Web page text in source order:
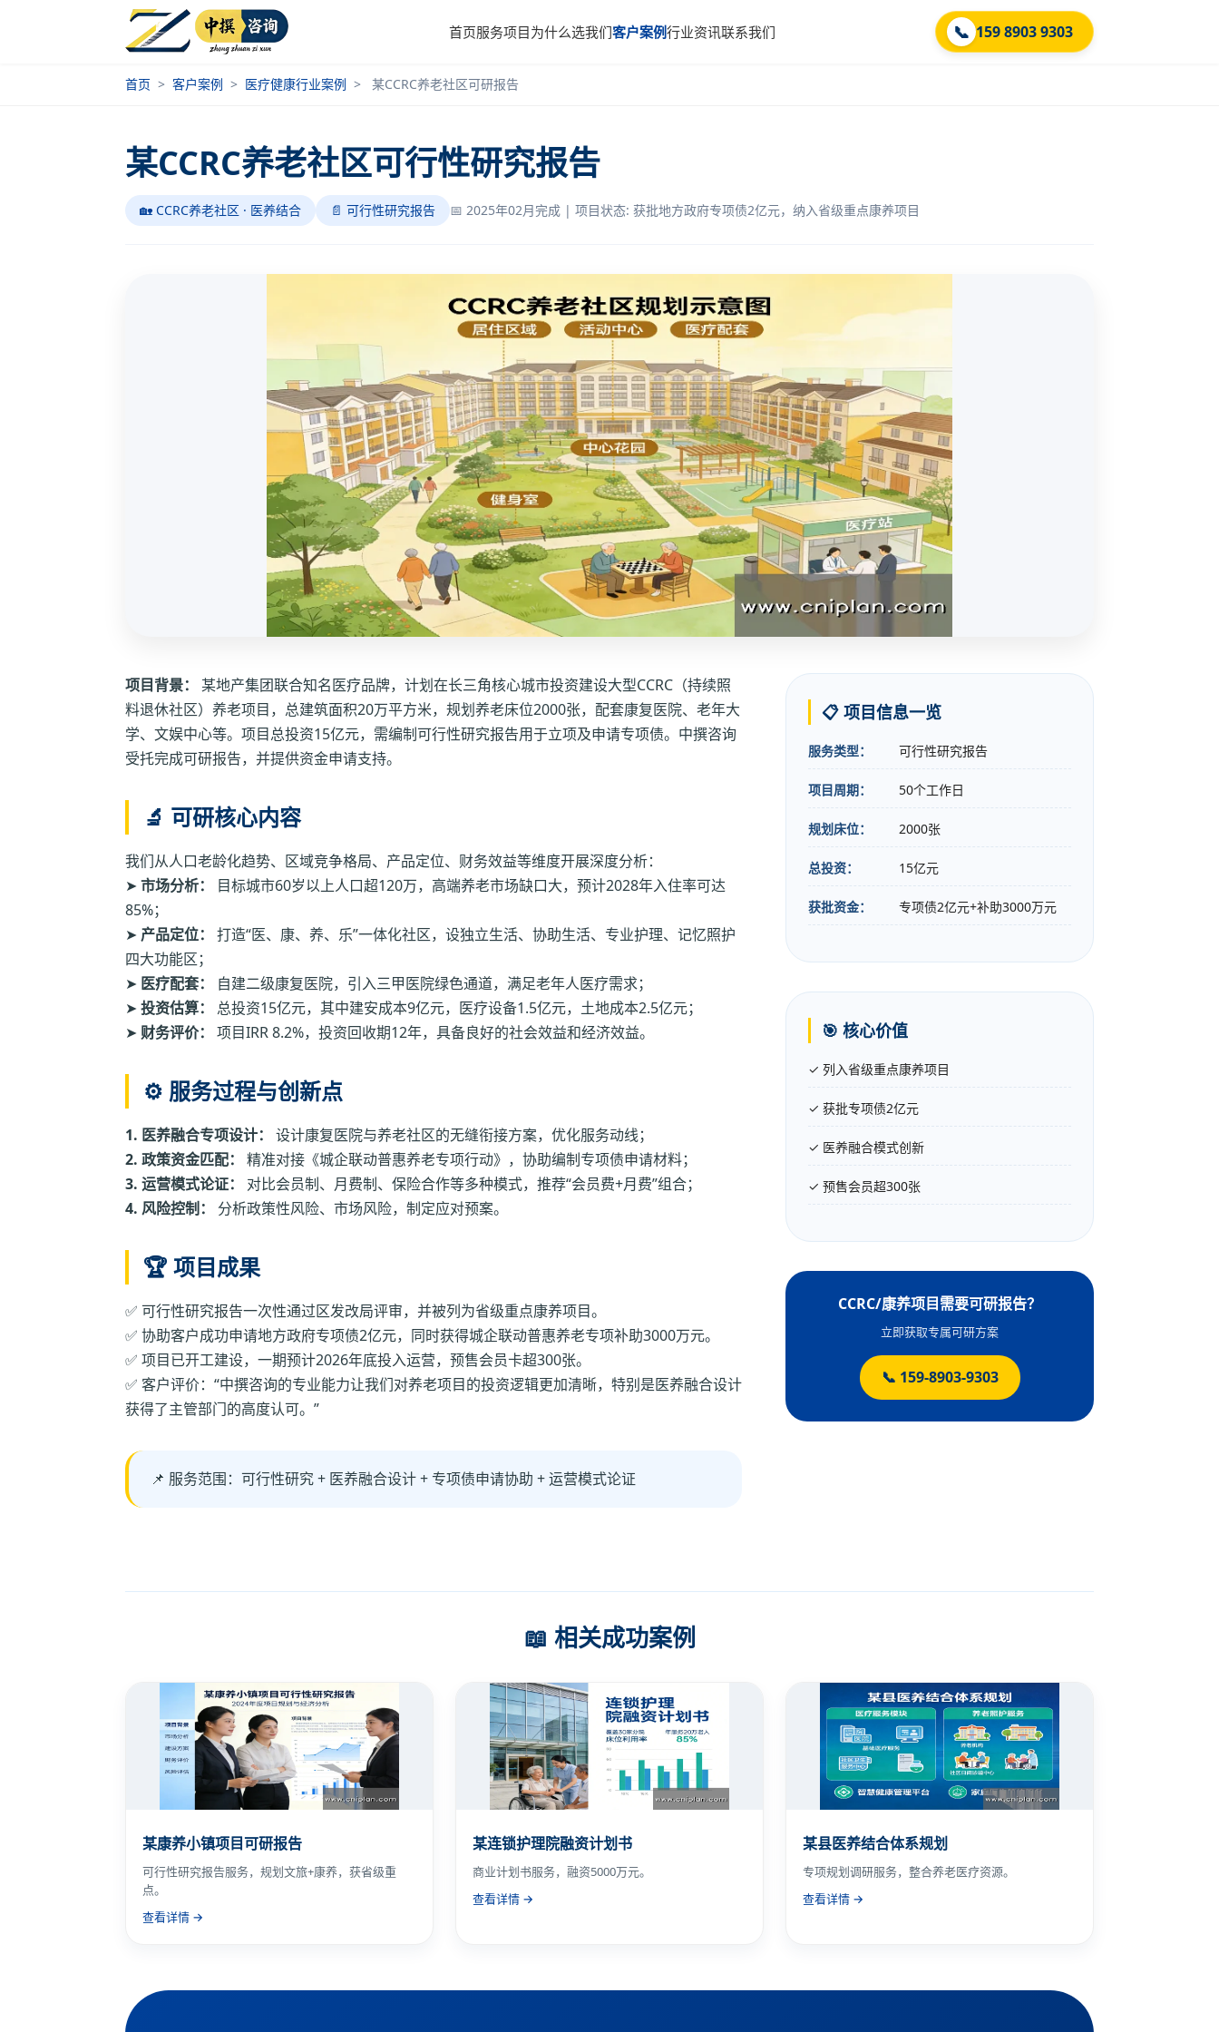
首页服务项目为什么选我们客户案例行业资讯联系我们 📞 159 8903 9303
首页 > 客户案例 > 医疗健康行业案例 > 某CCRC养老社区可研报告
某CCRC养老社区可行性研究报告
🏡 CCRC养老社区 · 医养结合 📄 可行性研究报告 📅 2025年02月完成 | 项目状态: 获批地方政府专项债2亿元，纳入省级重点康养项目
项目背景：
某地产集团联合知名医疗品牌，计划在长三角核心城市投资建设大型CCRC（持续照
料退休社区）养老项目，总建筑面积20万平方米，规划养老床位2000张，配套康复医院、老年大
学、文娱中心等。项目总投资15亿元，需编制可行性研究报告用于立项及申请专项债。中撰咨询
受托完成可研报告，并提供资金申请支持。
🔬 可研核心内容
我们从人口老龄化趋势、区域竞争格局、产品定位、财务效益等维度开展深度分析：
➤ 市场分析：
目标城市60岁以上人口超120万，高端养老市场缺口大，预计2028年入住率可达
85%；
➤ 产品定位：
打造“医、康、养、乐”一体化社区，设独立生活、协助生活、专业护理、记忆照护
四大功能区；
➤ 医疗配套：
自建二级康复医院，引入三甲医院绿色通道，满足老年人医疗需求；
➤ 投资估算：
总投资15亿元，其中建安成本9亿元，医疗设备1.5亿元，土地成本2.5亿元；
➤ 财务评价： 项目IRR 8.2%，投资回收期12年，具备良好的社会效益和经济效益。
⚙️ 服务过程与创新点
1. 医养融合专项设计：
设计康复医院与养老社区的无缝衔接方案，优化服务动线；
2. 政策资金匹配：
精准对接《城企联动普惠养老专项行动》，协助编制专项债申请材料；
3. 运营模式论证：
对比会员制、月费制、保险合作等多种模式，推荐“会员费+月费”组合；
4. 风险控制：
分析政策性风险、市场风险，制定应对预案。
🏆 项目成果
✅ 可行性研究报告一次性通过区发改局评审，并被列为省级重点康养项目。
✅ 协助客户成功申请地方政府专项债2亿元，同时获得城企联动普惠养老专项补助3000万元。
✅ 项目已开工建设，一期预计2026年底投入运营，预售会员卡超300张。
✅ 客户评价：“中撰咨询的专业能力让我们对养老项目的投资逻辑更加清晰，特别是医养融合设计
获得了主管部门的高度认可。”
📌 服务范围：可行性研究 + 医养融合设计 + 专项债申请协助 + 运营模式论证
📋 项目信息一览
服务类型： 可行性研究报告
项目周期： 50个工作日
规划床位： 2000张
总投资： 15亿元
获批资金： 专项债2亿元+补助3000万元
🎯 核心价值
✓ 列入省级重点康养项目
✓ 获批专项债2亿元
✓ 医养融合模式创新
✓ 预售会员超300张
CCRC/康养项目需要可研报告？
立即获取专属可研方案
📞 159-8903-9303
📖 相关成功案例
某康养小镇项目可研报告
可行性研究报告服务，规划文旅+康养，获省级重
点。
查看详情 →
某连锁护理院融资计划书
商业计划书服务，融资5000万元。
查看详情 →
某县医养结合体系规划
专项规划调研服务，整合养老医疗资源。
查看详情 →